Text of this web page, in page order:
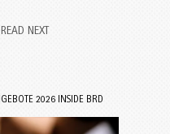
NEXT
2026 INSIDE BRD